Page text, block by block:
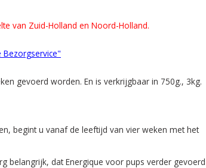
van Zuid-Holland en Noord-Holland.
Bezorgservice"
gevoerd worden. En is verkrijgbaar in 750g., 3kg.
begint u vanaf de leeftijd van vier weken met het
belangrijk, dat Energique voor pups verder gevoerd